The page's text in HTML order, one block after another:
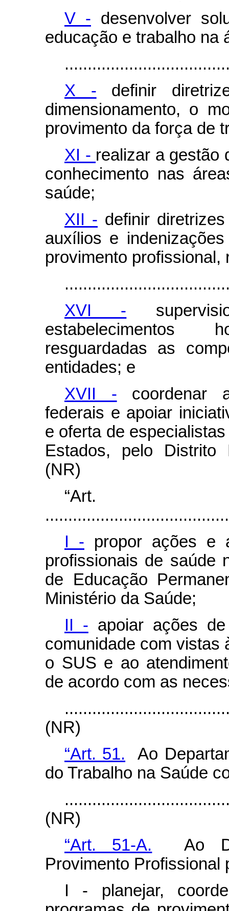
V - desenvolver
educação e trabalho na
X - definir
dimensionamento, o
provimento da força de
XI - realizar a gestão
conhecimento nas
saúde;
XII - definir
auxílios e
provimento
XVI -
estabelecimentos
resguardadas as
entidades; e
XVII - coordenar
federais e apoiar
e oferta de
Estados, pelo Distrito
(NR)
I - propor ações e
profissionais de saúde
de Educação
Ministério da Saúde;
II - apoiar ações
comunidade com vistas
o SUS e ao
de acordo com as
(NR)
“Art. 51. Ao
do Trabalho na Saúde
(NR)
“Art. 51-A. Ao
Provimento Profissional
I - planejar,